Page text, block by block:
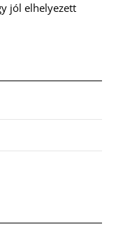
jól elhelyezett